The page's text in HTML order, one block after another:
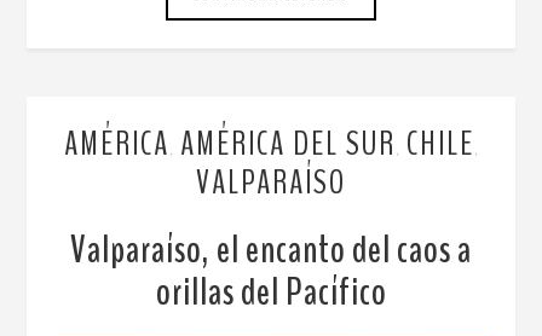
AMÉRICA, AMÉRICA DEL SUR , CHILE,
VALPARAÍSO
Valparaíso, el encanto del caos a
orillas del Pacífico